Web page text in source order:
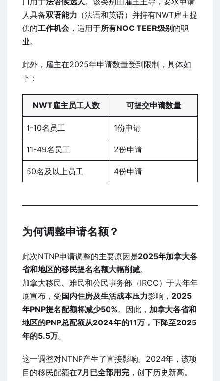
人具备双语能力 （法语和英语）并持有NWT雇主提
供的工作机会 ，适用于所有NOC TEER级别 的职
业。
此外，雇主在2025年申请数量受到限制，具体如
下：
NWT雇主员工人数 可提交申请数量
1-10名员工 1份申请
11-49名员工 2份申请
50名及以上员工 4份申请
为何调整申请名额？
此次NTNP申请调整的主要原因是2025年加拿大各
省和地区的移民提名名额大幅削减。
加拿大移民、难民和公民事务部（IRCC）于去年年
底宣布，受 国内住房及生活成本压力影响， 2025
年PNP提名配额将减少50%。因此， 加拿大各省和
地区的PNP总配额从2024年的11万，下降至2025
年的5.5万。
这一调整对NTNP产生了直接影响。2024年，该项
目的移民配额在7月已全部用完 ，创下历史新高。